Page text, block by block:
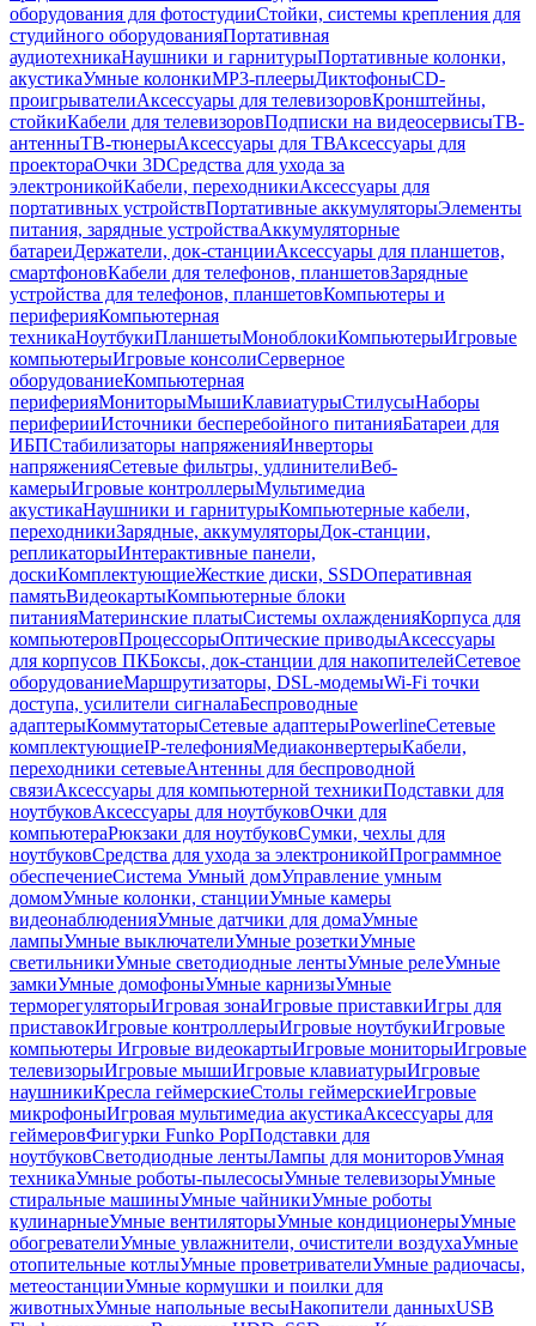
оборудования для фотостудииСтойки, системы крепления для
студийного оборудованияПортативная
аудиотехникаНаушники и гарнитурыПортативные колонки,
акустикаУмные колонкиMP3-плеерыДиктофоныCD-
проигрывателиАксессуары для телевизоровКронштейны,
стойкиКабели для телевизоровПодписки на видеосервисыТВ-
антенныТВ-тюнерыАксессуары для ТВАксессуары для
проектораОчки 3DСредства для ухода за
электроникойКабели, переходникиАксессуары для
портативных устройствПортативные аккумуляторыЭлементы
питания, зарядные устройстваАккумуляторные
батареиДержатели, док-станцииАксессуары для планшетов,
смартфоновКабели для телефонов, планшетовЗарядные
устройства для телефонов, планшетовКомпьютеры и
периферияКомпьютерная
техникаНоутбукиПланшетыМоноблокиКомпьютерыИгровые
компьютерыИгровые консолиСерверное
оборудованиеКомпьютерная
периферияМониторыМышиКлавиатурыСтилусыНаборы
периферииИсточники бесперебойного питанияБатареи для
ИБПСтабилизаторы напряженияИнверторы
напряженияСетевые фильтры, удлинителиВеб-
камерыИгровые контроллерыМультимедиа
акустикаНаушники и гарнитурыКомпьютерные кабели,
переходникиЗарядные, аккумуляторыДок-станции,
репликаторыИнтерактивные панели,
доскиКомплектующиеЖесткие диски, SSDОперативная
памятьВидеокартыКомпьютерные блоки
питанияМатеринские платыСистемы охлажденияКорпуса для
компьютеровПроцессорыОптические приводыАксессуары
для корпусов ПКБоксы, док-станции для накопителейСетевое
оборудованиеМаршрутизаторы, DSL-модемыWi-Fi точки
доступа, усилители сигналаБеспроводные
адаптерыКоммутаторыСетевые адаптерыPowerlineСетевые
комплектующиеIP-телефонияМедиаконвертерыКабели,
переходники сетевыеАнтенны для беспроводной
связиАксессуары для компьютерной техникиПодставки для
ноутбуковАксессуары для ноутбуковОчки для
компьютераРюкзаки для ноутбуковСумки, чехлы для
ноутбуковСредства для ухода за электроникойПрограммное
обеспечениеСистема Умный домУправление умным
домомУмные колонки, станцииУмные камеры
видеонаблюденияУмные датчики для домаУмные
лампыУмные выключателиУмные розеткиУмные
светильникиУмные светодиодные лентыУмные релеУмные
замкиУмные домофоныУмные карнизыУмные
терморегуляторыИгровая зонаИгровые приставкиИгры для
приставокИгровые контроллерыИгровые ноутбукиИгровые
компьютеры Игровые видеокартыИгровые мониторыИгровые
телевизорыИгровые мышиИгровые клавиатурыИгровые
наушникиКресла геймерскиеСтолы геймерскиеИгровые
микрофоныИгровая мультимедиа акустикаАксессуары для
геймеровФигурки Funko PopПодставки для
ноутбуковСветодиодные лентыЛампы для мониторовУмная
техникаУмные роботы-пылесосыУмные телевизорыУмные
стиральные машиныУмные чайникиУмные роботы
кулинарныеУмные вентиляторыУмные кондиционерыУмные
обогревателиУмные увлажнители, очистители воздухаУмные
отопительные котлыУмные проветривателиУмные радиочасы,
метеостанцииУмные кормушки и поилки для
животныхУмные напольные весыНакопители данныхUSB